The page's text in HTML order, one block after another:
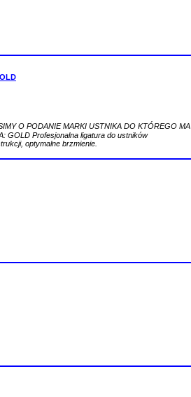
O PODANIE MARKI USTNIKA DO KTÓREGO MA
GOLD Profesjonalna ligatura do ustników
optymalne brzmienie.